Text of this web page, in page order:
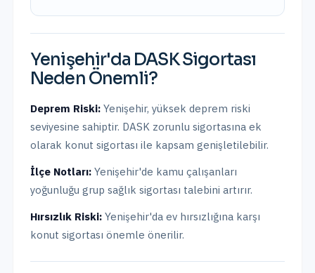
Yenişehir'da DASK Sigortası
Neden Önemli?
Deprem Riski: Yenişehir, yüksek deprem riski
seviyesine sahiptir. DASK zorunlu sigortasına ek
olarak konut sigortası ile kapsam genişletilebilir.
İlçe Notları: Yenişehir'de kamu çalışanları
yoğunluğu grup sağlık sigortası talebini artırır.
Hırsızlık Riski: Yenişehir'da ev hırsızlığına karşı
konut sigortası önemle önerilir.